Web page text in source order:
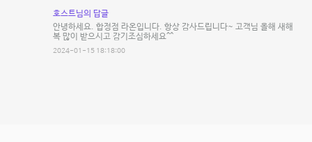
호스트님의 답글
안녕하세요. 합정점 라온입니다. 항상 감사드립니다~ 고객님 올해 새해
복 많이 받으시고 감기조심하세요^^
2024-01-15 18:18:00